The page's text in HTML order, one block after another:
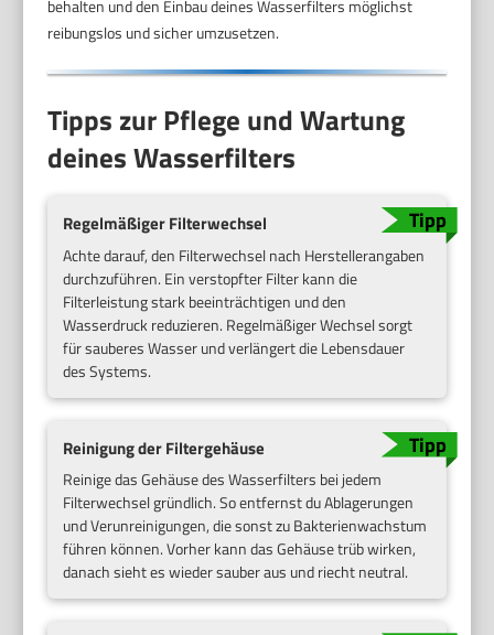
behalten und den Einbau deines Wasserfilters möglichst
reibungslos und sicher umzusetzen.
Tipps zur Pflege und Wartung
deines Wasserfilters
Regelmäßiger Filterwechsel
Achte darauf, den Filterwechsel nach Herstellerangaben
durchzuführen. Ein verstopfter Filter kann die
Filterleistung stark beeinträchtigen und den
Wasserdruck reduzieren. Regelmäßiger Wechsel sorgt
für sauberes Wasser und verlängert die Lebensdauer
des Systems.
Reinigung der Filtergehäuse
Reinige das Gehäuse des Wasserfilters bei jedem
Filterwechsel gründlich. So entfernst du Ablagerungen
und Verunreinigungen, die sonst zu Bakterienwachstum
führen können. Vorher kann das Gehäuse trüb wirken,
danach sieht es wieder sauber aus und riecht neutral.